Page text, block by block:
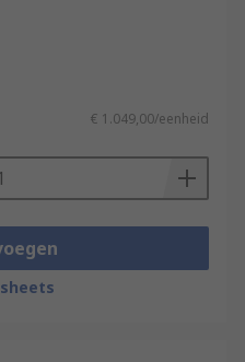
€ 1.049,00/eenheid